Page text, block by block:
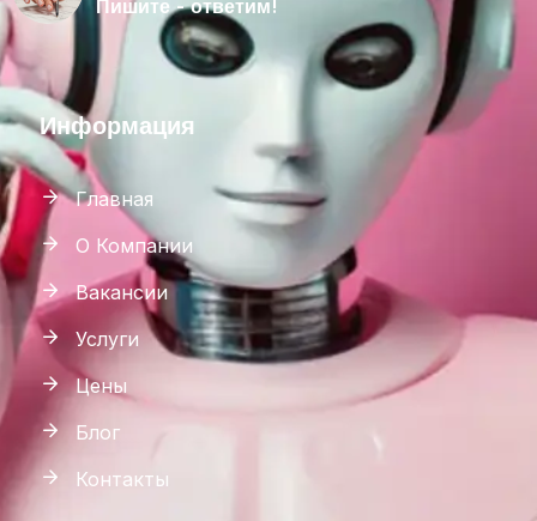
Пишите - ответим!
Информация
Главная
О Компании
Вакансии
Услуги
Цены
Блог
Контакты